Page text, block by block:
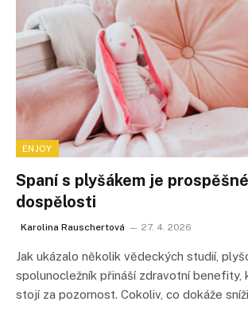
ENJOY
Spaní s plyšákem je
dospělosti
Karolina Rauschertová 27. 4. 2026
Jak ukázalo několik vědeckých studií,
spolunocležník přináší zdravotní benefity,
stojí za pozornost. Cokoliv, co dokáže